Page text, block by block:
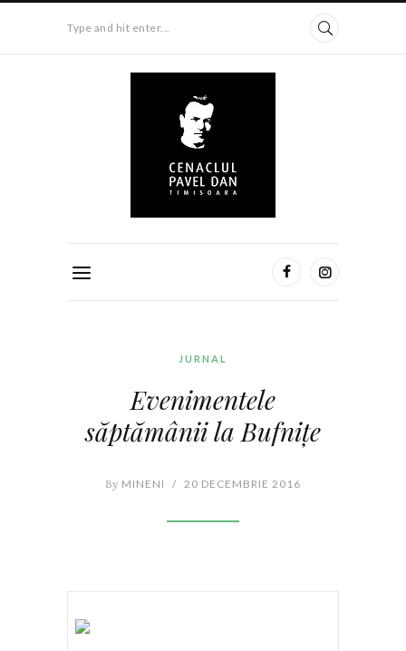
Type and hit enter...
JURNAL
Evenimentele
săptămânii la Bufniţe
By MINENI / 20 DECEMBRIE 2016